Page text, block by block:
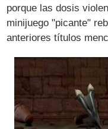
porque las dosis
minijuego "picante"
anteriores títulos